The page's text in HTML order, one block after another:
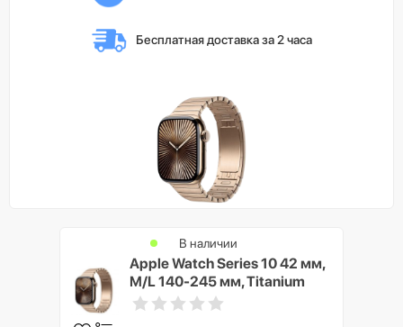
Бесплатная доставка за 2 часа
Apple Watch Series 10 42 мм,
M/L 140-245 мм, Titanium
Case GPS+Cellular, Gold
В наличии